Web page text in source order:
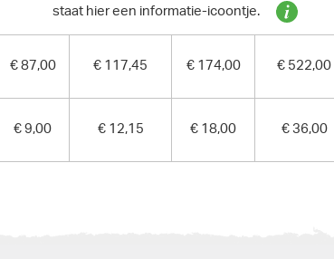
staat hier een informatie-icoontje.
€ 87,00 € 117,45 € 174,00 € 522,00
€ 9,00 € 12,15 € 18,00 € 36,00